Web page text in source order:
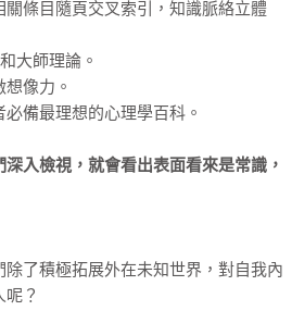
條目隨頁交叉索引，知識脈絡立體
大師理論。
像力。
備最理想的心理學百科。
入檢視，就會看出表面看來是常識，
了積極拓展外在未知世界，對自我內
？